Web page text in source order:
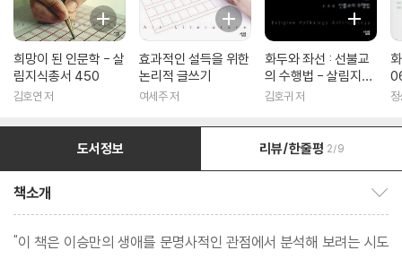
희망이 된 인문학 - 살
림지식총서 450
김호연 저
효과적인 설득을 위한
논리적 글쓰기
여세주 저
화두와 좌선 : 선불교
의 수행법 - 살림지식
총서 316
김호귀 저
도서정보 리뷰/한줄평 2/9
책소개
"이 책은 이승만의 생애를 문명사적인 관점에서 분석해 보려는 시도